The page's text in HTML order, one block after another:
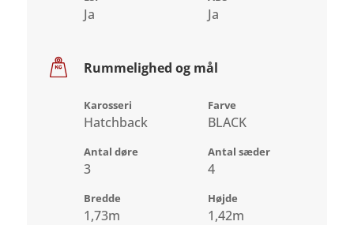
Ja Ja
Rummelighed og mål
Karosseri
Hatchback
Farve
BLACK
Antal døre
3
Antal sæder
4
Bredde
1,73m
Højde
1,42m